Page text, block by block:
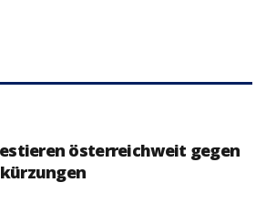
österreichweit gegen